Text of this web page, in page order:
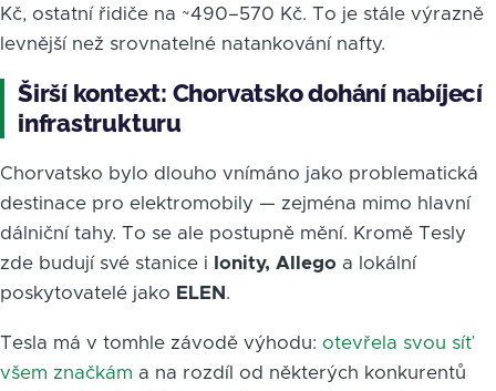
Kč, ostatní řidiče na ~490–570 Kč. To je stále výrazně
levnější než srovnatelné natankování nafty.
Širší kontext: Chorvatsko dohání nabíjecí
infrastrukturu
Chorvatsko bylo dlouho vnímáno jako problematická
destinace pro elektromobily — zejména mimo hlavní
dálniční tahy. To se ale postupně mění. Kromě Tesly
zde budují své stanice i
Ionity, Allego a lokální
poskytovatelé jako ELEN .
Tesla má v tomhle závodě výhodu: otevřela svou síť
všem značkám a na rozdíl od některých konkurentů